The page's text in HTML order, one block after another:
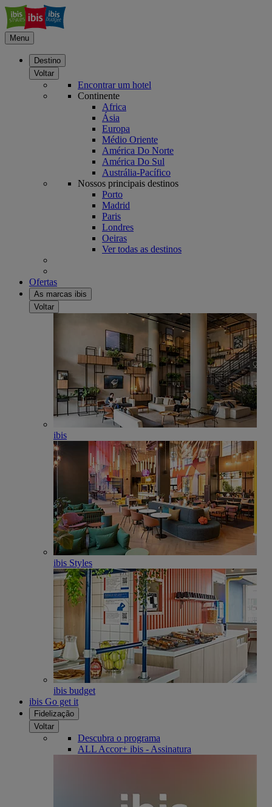
Menu
Destino
Voltar
Encontrar um hotel
Continente
Africa
Ásia
Europa
Médio Oriente
América Do Norte
América Do Sul
Austrália-Pacífico
Nossos principais destinos
Porto
Madrid
Paris
Londres
Oeiras
Ver todas as destinos
Ofertas
As marcas ibis
Voltar
ibis
ibis Styles
ibis budget
ibis Go get it
Fidelização
Voltar
Descubra o programa
ALL Accor+ ibis - Assinatura